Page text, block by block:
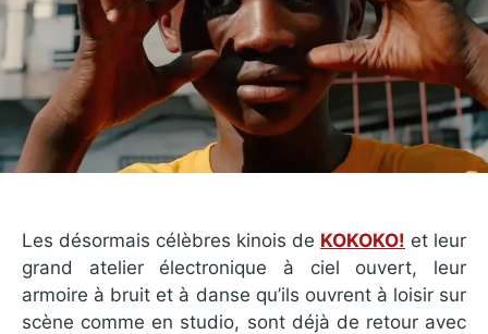
Les désormais célèbres kinois de KOKOKO! et leur
grand atelier électronique à ciel ouvert, leur
armoire à bruit et à danse qu’ils ouvrent à loisir sur
scène comme en studio, sont déjà de retour avec